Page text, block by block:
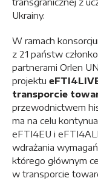
Ukrainy.
W ramach
z 21 państw
partnerami Orlen
projektu
transporcie
przewodnictwem
ma na celu
eFTI4EU i
wdrażania
którego głównym
w transporcie